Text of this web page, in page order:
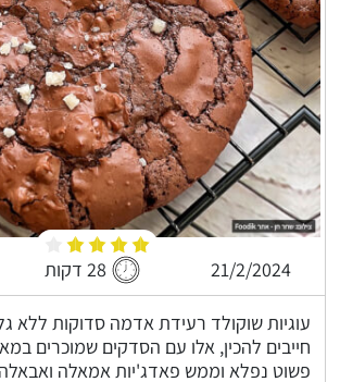
21/2/2024 28 דקות
עוגיות שוקולד רעידת אדמה סדוקות ללא
חייבים להכין, אלו עם הסדקים שמוכרים
פשוט נפלא וממש פאדג'יות אמאלה